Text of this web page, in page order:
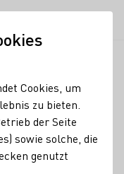
-
Cookies, um
zu bieten.
der Seite
sowie solche, die
genutzt